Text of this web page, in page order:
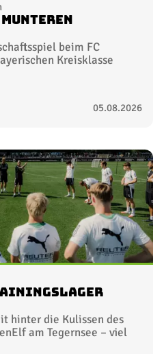
beim FC
Kreisklasse
05.08.2026
hinter die Kulissen des
am Tegernsee – viel